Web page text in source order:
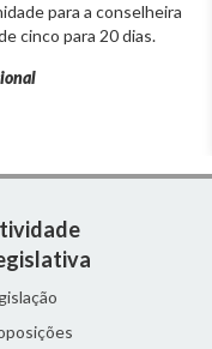
para a conselheira
cinco para 20 dias.